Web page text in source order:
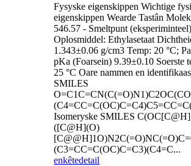
Fysyske eigenskippen Wichtige
eigenskippen Wearde Tastân
546.57 - Smeltpunt
Oplosmiddel: Ethylasetaat
1.343±0.06 g/cm3 Temp: 20 °C;
pKa (Foarsein) 9.39±0.10 Soerste
25 °C Oare nammen en
SMILES
Isomeryske SMILES
([C@H](O)
(C3=CC=C(OC)C=C3)(C4=C...
enkêtedetail